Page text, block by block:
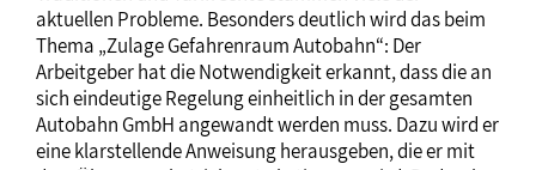
aktuellen Probleme. Besonders deutlich wird das beim
Thema „Zulage Gefahrenraum Autobahn“: Der
Arbeitgeber hat die Notwendigkeit erkannt, dass die an
sich eindeutige Regelung einheitlich in der gesamten
Autobahn GmbH angewandt werden muss. Dazu wird er
eine klarstellende Anweisung herausgeben, die er mit